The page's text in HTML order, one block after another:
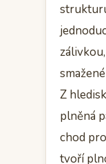
Z
plněná
chod
tvoří